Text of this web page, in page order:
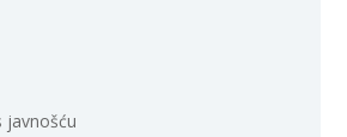
javnošću